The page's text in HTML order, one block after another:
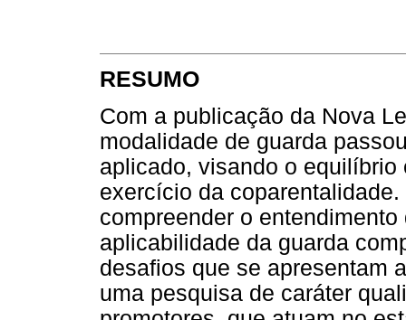
RESUMO
Com a publicação da Nova
modalidade de guarda
aplicado, visando o
exercício da
compreender o
aplicabilidade da guarda
desafios que se apresentam
uma pesquisa de caráter